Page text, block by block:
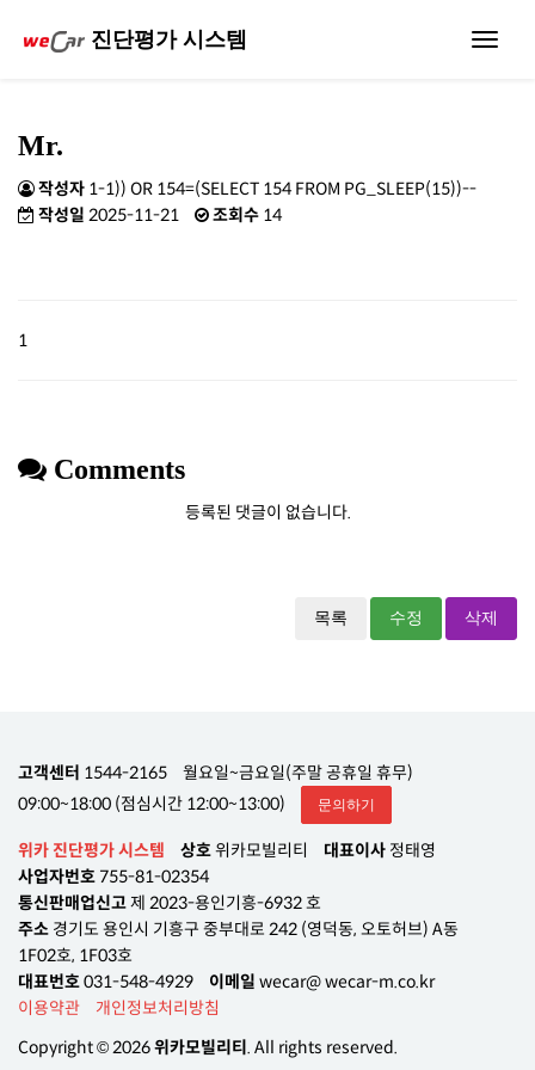
Toggle
진단평가 시스템
Mr.
작성자 1-1)) OR 154=(SELECT 154 FROM PG_SLEEP(15))--
작성일 2025-11-21 조회수 14
1
Comments
등록된 댓글이 없습니다.
목록 수정 삭제
고객센터 1544-2165
월요일~금요일(주말 공휴일 휴무)
09:00~18:00 (점심시간 12:00~13:00)
문의하기
위카 진단평가 시스템 상호위카모빌리티 대표이사 정태영
사업자번호 755-81-02354
통신판매업신고제 2023-용인기흥-6932 호
주소 경기도 용인시 기흥구 중부대로 242 (영덕동, 오토허브) A동
1F02호, 1F03호
대표번호031-548-4929 이메일 wecar@ wecar-m.co.kr
이용약관
개인정보처리방침
Copyright © 2026위카모빌리티. All rights reserved.